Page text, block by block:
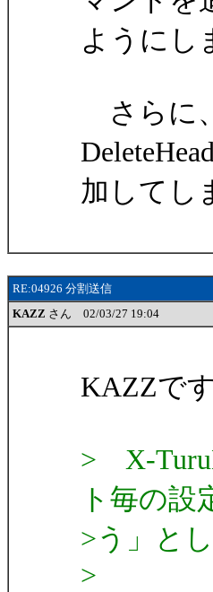
ようにし
さらに
加してし
RE:04926 分割送信
KAZZ さん 02/03/27 19:04
KAZZです
> X-
ト毎の設
>う」とし
>